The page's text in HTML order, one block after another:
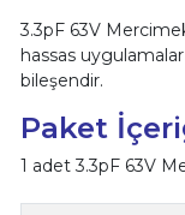
3.3pF 63V
hassas
bileşendir.
Paket
1 adet 3.3pF 63V